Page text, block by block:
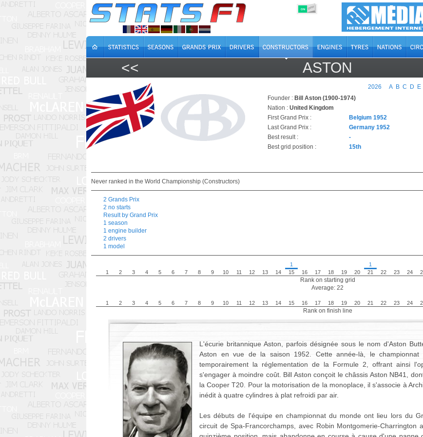
ON OFF
<< ASTON
2026 A B C D E
Founder : Bill Aston (1900-1974)
Nation : United Kingdom
First Grand Prix :
Belgium 1952
Last Grand Prix :
Germany 1952
Best result :
-
Best grid position :
15th
Never ranked in the World Championship (Constructors)
2 Grands Prix
2 no starts
Result by Grand Prix
1 season
1 engine builder
2 drivers
1 model
1 2 3 4 5 6 7 8 9 10 11 12 13 14
1
15
16 17 18 19 20
1
21
22 23 24
Rank on starting grid
Average: 22
1 2 3 4 5 6 7 8 9 10 11 12 13 14 15 16 17 18 19 20 21 22 23 24
Rank on finish line
L'écurie britannique Aston, parfois désignée sous le nom d'Aston
Aston en vue de la saison 1952. Cette année-là, le
temporairement la réglementation de la Formule 2, offrant ainsi
s'engager à moindre coût. Bill Aston conçoit le châssis Aston NB41,
la Cooper T20. Pour la motorisation de la monoplace, il s'associe à
inédit à quatre cylindres à plat refroidi par air.
Les débuts de l'équipe en championnat du monde ont lieu lors du
circuit de Spa-Francorchamps, avec Robin Montgomerie-Charrington